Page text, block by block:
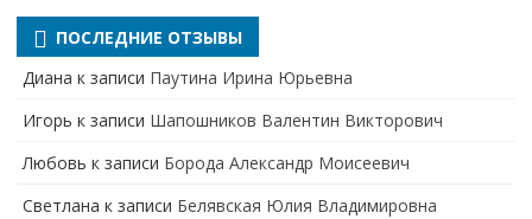
ПОСЛЕДНИЕ ОТЗЫВЫ
Диана к записи Паутина Ирина Юрьевна
Игорь к записи Шапошников Валентин Викторович
Любовь к записи Борода Александр Моисеевич
Светлана к записи Белявская Юлия Владимировна